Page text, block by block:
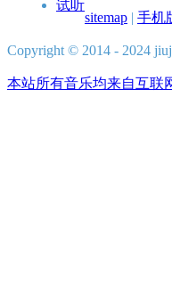
试听
sitemap | 手机
Copyright © 2014 - 2024
本站所有音乐均来自互联